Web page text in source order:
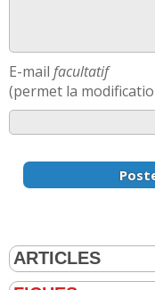
E-mail facultatif
(permet la